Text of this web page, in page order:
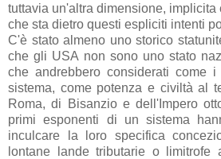
tuttavia un'altra dimensione, implicita
che sta dietro questi espliciti intenti
C'è stato almeno uno storico
che gli USA non sono uno stato
che andrebbero considerati come
sistema, come potenza e civiltà al
Roma, di Bisanzio e dell'Impero
primi esponenti di un sistema
inculcare la loro specifica
lontane lande tributarie o limitrofe